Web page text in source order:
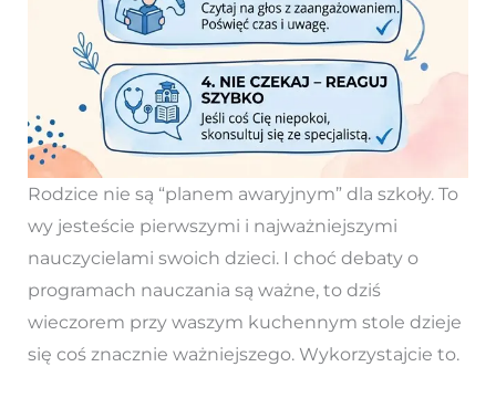
Rodzice nie są “planem awaryjnym” dla szkoły. To
wy jesteście pierwszymi i najważniejszymi
nauczycielami swoich dzieci. I choć debaty o
programach nauczania są ważne, to dziś
wieczorem przy waszym kuchennym stole dzieje
się coś znacznie ważniejszego. Wykorzystajcie to.